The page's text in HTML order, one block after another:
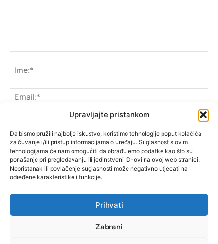
Upravljajte pristankom
Da bismo pružili najbolje iskustvo, koristimo tehnologije poput kolačića
za čuvanje i/ili pristup informacijama o uređaju. Suglasnost s ovim
tehnologijama će nam omogućiti da obrađujemo podatke kao što su
ponašanje pri pregledavanju ili jedinstveni ID-ovi na ovoj web stranici.
Nepristanak ili povlačenje suglasnosti može negativno utjecati na
određene karakteristike i funkcije.
Prihvati
Zabrani
Spremite moje ime, e-poštu i web-lokaciju u ovom
pregledniku sljedeći put kada komentarirate.